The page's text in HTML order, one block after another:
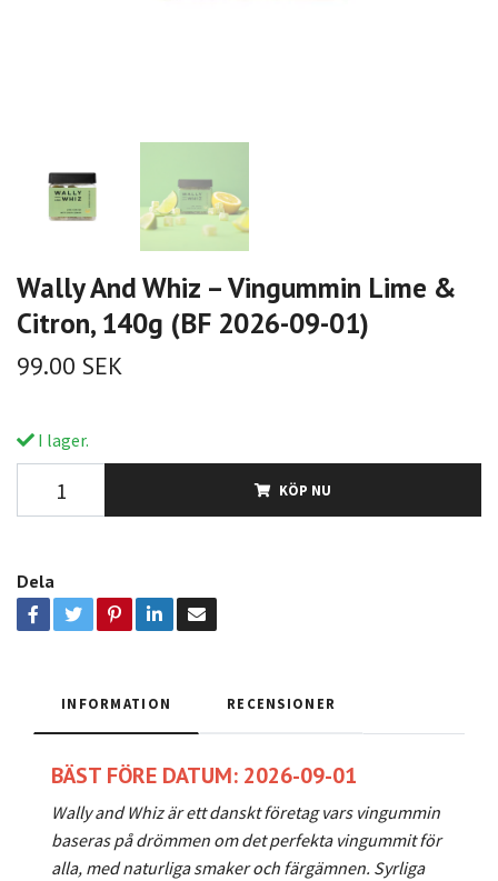
Wally And Whiz – Vingummin Lime &
Citron, 140g (BF 2026-09-01)
99.00 SEK
I lager.
KÖP NU
Dela
INFORMATION RECENSIONER
BÄST FÖRE DATUM: 2026-09-01
Wally and Whiz är ett danskt företag vars vingummin
baseras på drömmen om det perfekta vingummit för
alla, med naturliga smaker och färgämnen. Syrliga